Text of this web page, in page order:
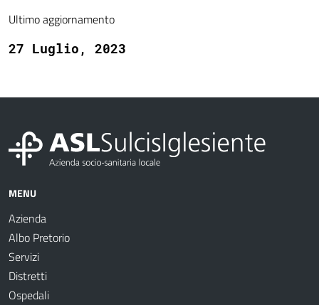
Ultimo aggiornamento
27 Luglio, 2023
MENU
Azienda
Albo Pretorio
Servizi
Distretti
Ospedali